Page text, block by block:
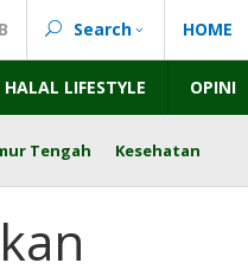
Search HOME
HALAL LIFESTYLE OPINI
Tengah Kesehatan